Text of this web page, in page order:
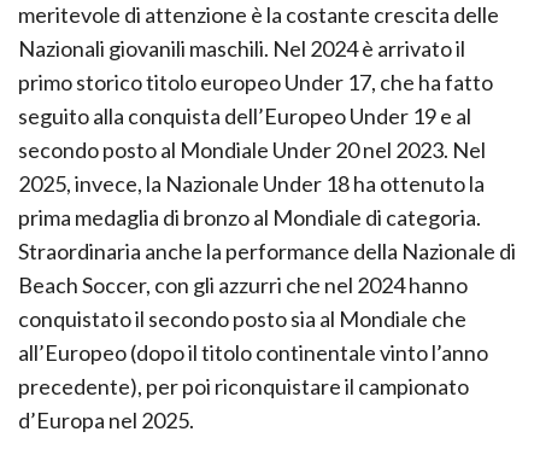
meritevole di attenzione è la costante crescita delle
Nazionali giovanili maschili. Nel 2024 è arrivato il
primo storico titolo europeo Under 17, che ha fatto
seguito alla conquista dell’Europeo Under 19 e al
secondo posto al Mondiale Under 20 nel 2023. Nel
2025, invece, la Nazionale Under 18 ha ottenuto la
prima medaglia di bronzo al Mondiale di categoria.
Straordinaria anche la performance della Nazionale di
Beach Soccer, con gli azzurri che nel 2024 hanno
conquistato il secondo posto sia al Mondiale che
all’Europeo (dopo il titolo continentale vinto l’anno
precedente), per poi riconquistare il campionato
d’Europa nel 2025.